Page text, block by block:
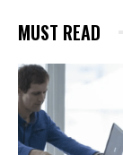
MUST READ